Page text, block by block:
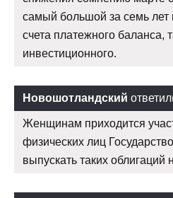
самый большой за семь лет
счета платежного баланса,
инвестиционного.
Новошотландский
Женщинам приходится
физических лиц
выпускать таких облигаций